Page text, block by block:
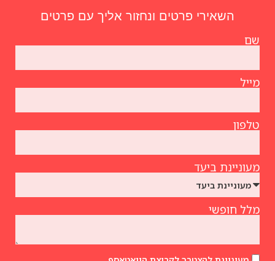
השאירי פרטים ונחזור אליך עם פרטים
שם
מייל
טלפון
מעוניינת ביעד
מלל חופשי